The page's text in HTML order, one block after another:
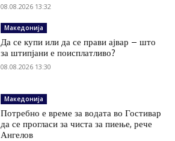
08.08.2026 13:32
Македонија
Да се купи или да се прави ајвар – што
за штипјани е поисплатливо?
08.08.2026 13:30
Македонија
Потребно е време за водата во Гостивар
да се прогласи за чиста за пиење, рече
Ангелов